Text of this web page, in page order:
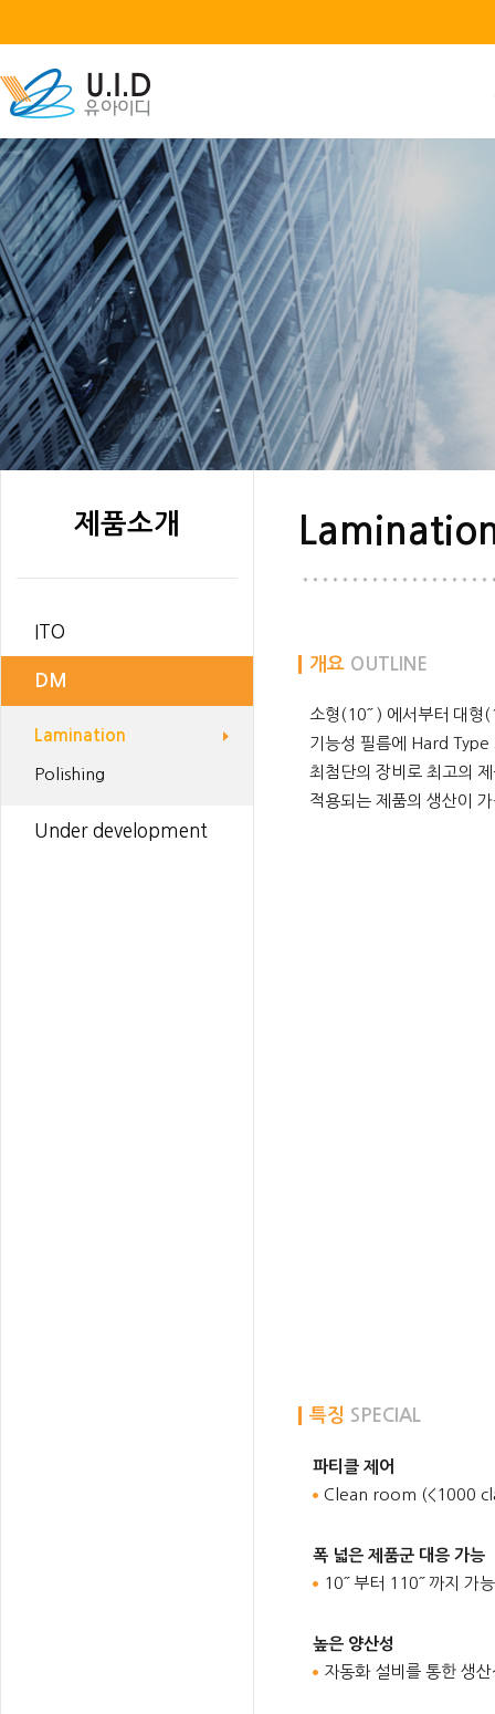
제품소개
ITO
DM
Lamination
Polishing
Under development
개요 OUTLINE
소형(10˝ ) 에서부터 대
기능성 필름에 Hard
최첨단의 장비로 최고의
적용되는 제품의 생산이
특징 SPECIAL
파티클 제어
Clean room (<1000
폭 넓은 제품군 대응 가능
10˝ 부터 110˝ 까지 가능
높은 양산성
자동화 설비를 통한 생